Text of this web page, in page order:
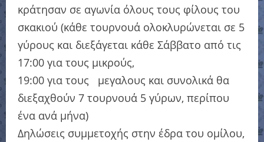
κράτησαν σε αγωνία όλους τους φίλους του
σκακιού (κάθε τουρνουά ολοκλυρώνεται σε 5
γύρους και διεξάγεται κάθε Σάββατο από τις
17:00 για τους μικρούς,
19:00 για τους μεγαλους και συνολικά θα
διεξαχθούν 7 τουρνουά 5 γύρων, περίπου
ένα ανά μήνα)
Δηλώσεις συμμετοχής στην έδρα του ομίλου,